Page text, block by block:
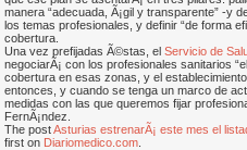
manera “adecuada, Ã¡gil y transparente” -y
los temas profesionales, y definir “de forma
cobertura.
Una vez prefijadas Ã©stas, el Servicio de
negociarÃ¡ con los profesionales sanitarios
cobertura en esas zonas, y el
entonces, y cuando se tenga un marco de
medidas con las que queremos fijar
FernÃ¡ndez.
The postAsturias estrenarÃ¡ este mes el
first on Diariomedico.com